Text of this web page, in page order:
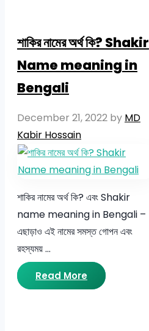
শাকির নামের অর্থ কি? Shakir
Name meaning in
Bengali
December 21, 2022 by MD
Kabir Hossain
শাকির নামের অর্থ কি? এবং Shakir
name meaning in Bengali –
এছাড়াও এই নামের সমস্ত গোপন এবং
রহস্যময় …
Read More